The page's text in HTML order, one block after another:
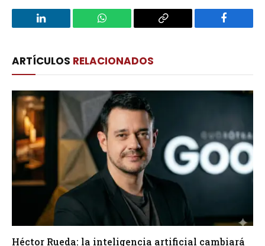
LinkedIn WhatsApp
Copy
Facebook
ARTÍCULOS RELACIONADOS
Héctor Rueda: la inteligencia artificial cambiará